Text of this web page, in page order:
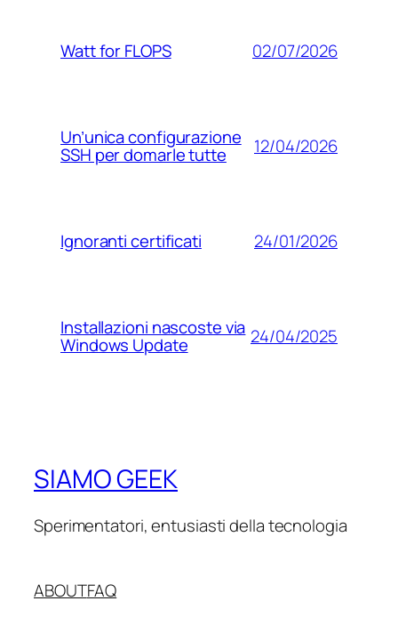
Watt for FLOPS 02/07/2026
Un’unica configurazione
SSH per domarle tutte 12/04/2026
Ignoranti certificati 24/01/2026
Installazioni nascoste via
Windows Update 24/04/2025
SIAMO GEEK
Sperimentatori, entusiasti della tecnologia
ABOUTFAQ